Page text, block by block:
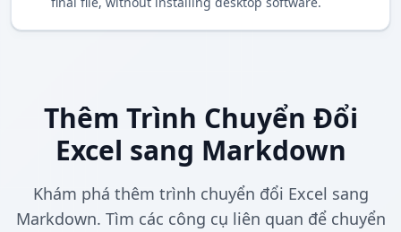
Thêm Trình Chuyển Đổi
Excel sang Markdown
Khám phá thêm trình chuyển đổi Excel sang
Markdown. Tìm các công cụ liên quan để chuyển